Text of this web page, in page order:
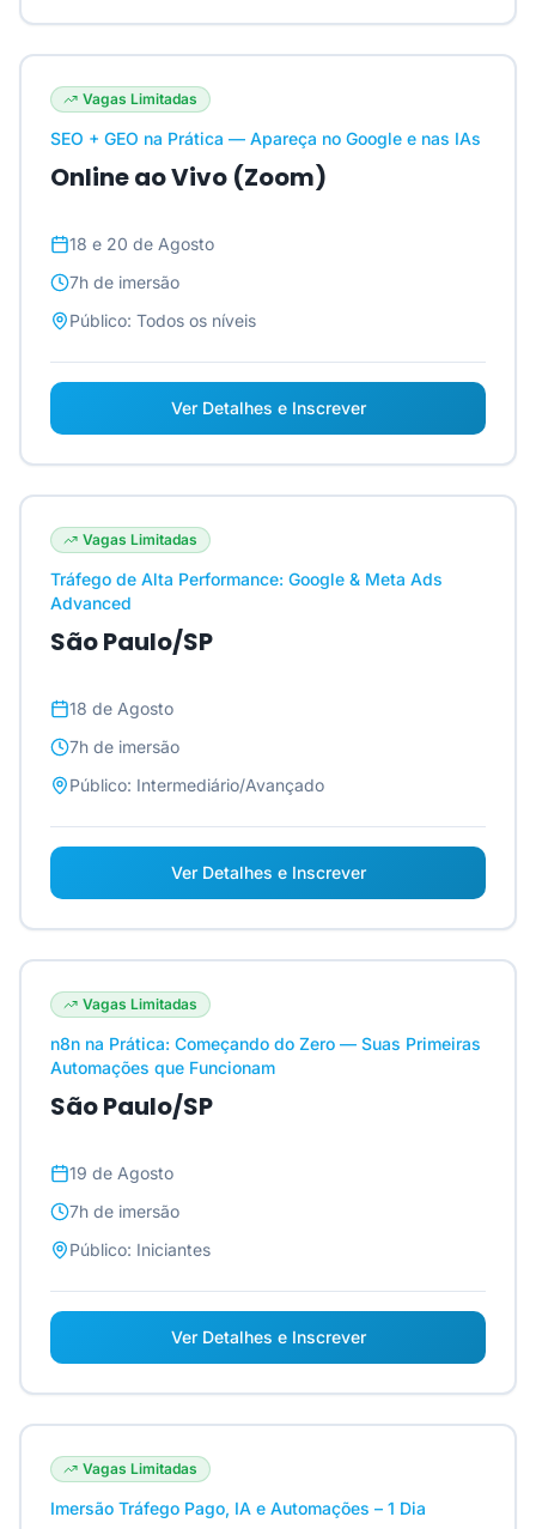
Vagas Limitadas
SEO + GEO na Prática — Apareça no Google e nas IAs
Online ao Vivo (Zoom)
18 e 20 de Agosto
7h de imersão
Público: Todos os níveis
Ver Detalhes e Inscrever
Vagas Limitadas
Tráfego de Alta Performance: Google & Meta Ads
Advanced
São Paulo/SP
18 de Agosto
7h de imersão
Público: Intermediário/Avançado
Ver Detalhes e Inscrever
Vagas Limitadas
n8n na Prática: Começando do Zero — Suas Primeiras
Automações que Funcionam
São Paulo/SP
19 de Agosto
7h de imersão
Público: Iniciantes
Ver Detalhes e Inscrever
Vagas Limitadas
Imersão Tráfego Pago, IA e Automações – 1 Dia